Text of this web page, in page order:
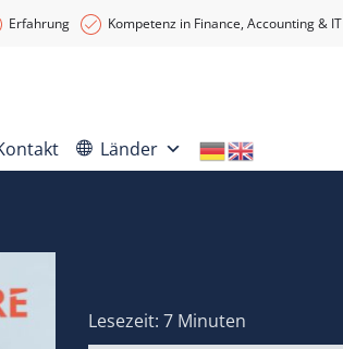
Erfahrung Kompetenz in Finance, Accounting & IT
Länder
Lesezeit: 7 Minuten